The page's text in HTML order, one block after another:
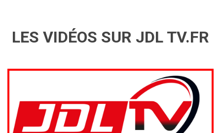
LES VIDÉOS SUR JDL TV.FR